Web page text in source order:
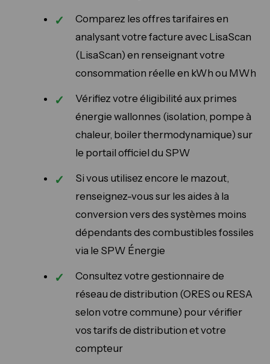
Comparez les offres tarifaires en
analysant votre facture avec LisaScan
(LisaScan) en renseignant votre
consommation réelle en kWh ou MWh
Vérifiez votre éligibilité aux primes
énergie wallonnes (isolation, pompe à
chaleur, boiler thermodynamique) sur
le portail officiel du SPW
Si vous utilisez encore le mazout,
renseignez-vous sur les aides à la
conversion vers des systèmes moins
dépendants des combustibles fossiles
via le SPW Énergie
Consultez votre gestionnaire de
réseau de distribution (ORES ou RESA
selon votre commune) pour vérifier
vos tarifs de distribution et votre
compteur